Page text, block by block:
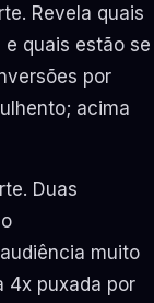
Revela quais
quais estão se
por
acima
Duas
muito
4x puxada por